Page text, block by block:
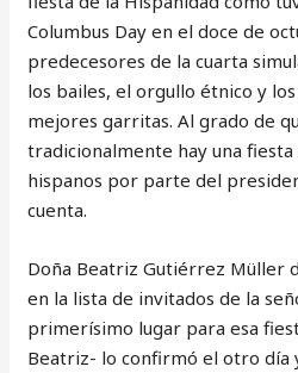
Columbus Day en el doce de
predecesores de la cuarta
los bailes, el orgullo étnico y los
mejores garritas. Al grado de
tradicionalmente hay una fiesta
hispanos por parte del
cuenta.
Doña Beatriz Gutiérrez Müller
en la lista de invitados de la
primerísimo lugar para esa
Beatriz- lo confirmó el otro día